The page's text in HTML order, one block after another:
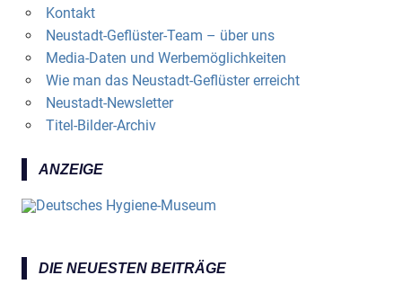
Kontakt
Neustadt-Geflüster-Team – über uns
Media-Daten und Werbemöglichkeiten
Wie man das Neustadt-Geflüster erreicht
Neustadt-Newsletter
Titel-Bilder-Archiv
ANZEIGE
DIE NEUESTEN BEITRÄGE